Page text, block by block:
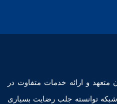
و ارائه خدمات متفاوت در
توانسته جلب رضایت بسیاری